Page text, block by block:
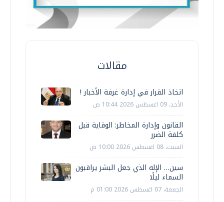
مقالات
اتخاذ القرار في إدارة غرفة الأخبار !
الأحد، 09 اغسطس 2026 10:44 ص
القانون وإدارة المخاطر: الوقاية قبل
كلفة الضرر
السبت، 08 اغسطس 2026 10:00 ص
سين… الإله الذي جعل البشر يراقبون
السماء ليلًا
الجمعة، 07 اغسطس 2026 01:00 م